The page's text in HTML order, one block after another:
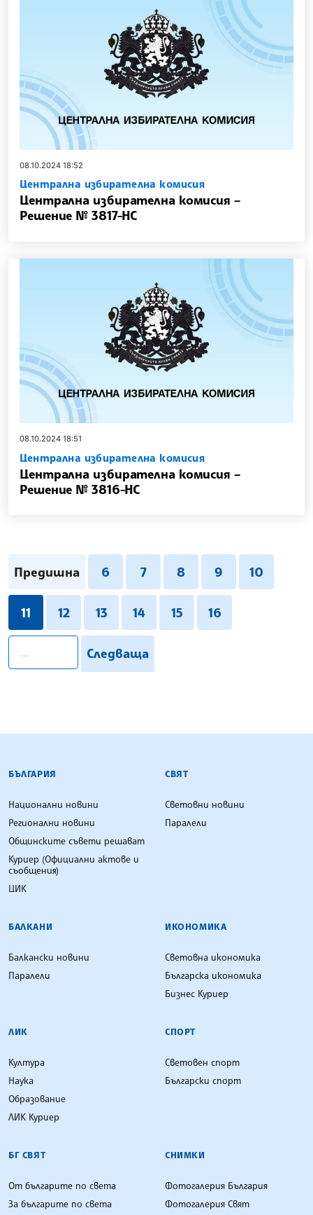
08.10.2024 18:52
Централна избирателна комисия
Централна избирателна комисия –
Решение № 3817-НС
08.10.2024 18:51
Централна избирателна комисия
Централна избирателна комисия –
Решение № 3816-НС
Предишна 6 7 8 9 10
11 12 13 14 15 16
Следваща
БЪЛГАРСКА ТЕЛЕГРАФНА АГЕНЦИЯ
БЪЛГАРИЯ
Национални новини
Регионални новини
Общинските съвети решават
Куриер (Официални актове и
съобщения)
ЦИК
СВЯТ
Световни новини
Паралели
БАЛКАНИ
Балкански новини
Паралели
ИКОНОМИКА
Световна икономика
Българска икономика
Бизнес Куриер
ЛИК
Култура
Наука
Образование
ЛИК Куриер
СПОРТ
Световен спорт
Български спорт
БГ СВЯТ
От българите по света
За българите по света
СНИМКИ
Фотогалерия България
Фотогалерия Свят